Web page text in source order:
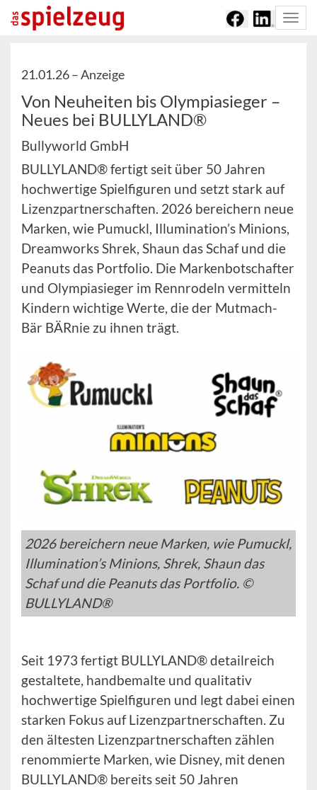
21.01.26 –Anzeige
Von Neuheiten bis Olympiasieger –
Neues bei BULLYLAND®
Bullyworld GmbH
BULLYLAND® fertigt seit über 50 Jahren
hochwertige Spielfiguren und setzt stark auf
Lizenzpartnerschaften. 2026 bereichern neue
Marken, wie Pumuckl, Illumination’s Minions,
Dreamworks Shrek, Shaun das Schaf und die
Peanuts das Portfolio. Die Markenbotschafter
und Olympiasieger im Rennrodeln vermitteln
Kindern wichtige Werte, die der Mutmach-
Bär BÄRnie zu ihnen trägt.
2026 bereichern neue Marken, wie Pumuckl,
Illumination’s Minions, Shrek, Shaun das
Schaf und die Peanuts das Portfolio. ©
BULLYLAND®
Seit 1973 fertigt BULLYLAND® detailreich
gestaltete, handbemalte und qualitativ
hochwertige Spielfiguren und legt dabei einen
starken Fokus auf Lizenzpartnerschaften. Zu
den ältesten Lizenzpartnerschaften zählen
renommierte Marken, wie Disney, mit denen
BULLYLAND® bereits seit 50 Jahren